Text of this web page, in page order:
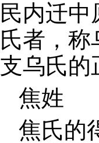
民内迁
氏者，
支乌氏的
焦姓
焦氏的